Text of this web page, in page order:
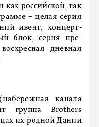
российской, так
– целая серия
ивент, концерт-
блок, серия пре-
дневная
канала
группа Brothers
их родной Дании